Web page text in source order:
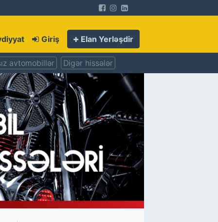
Giriş Elan Yerləşdir
avtomobillər Digər hissələr